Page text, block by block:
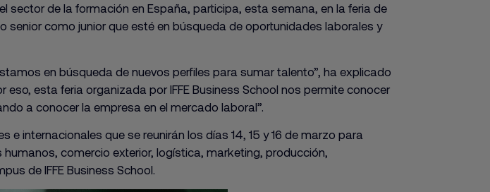
sector de la formación en España, participa, esta semana, en la feria de
senior como junior que esté en búsqueda de oportunidades laborales y
en búsqueda de nuevos perfiles para sumar talento”, ha explicado
esta feria organizada por IFFE Business School nos permite conocer
a conocer la empresa en el mercado laboral”.
internacionales que se reunirán los días 14, 15 y 16 de marzo para
comercio exterior, logística, marketing, producción,
de IFFE Business School.